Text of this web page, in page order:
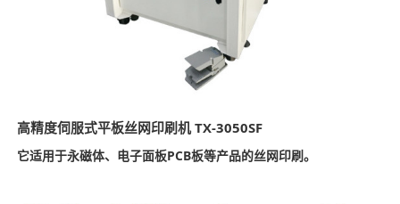
高精度伺服式平板丝网印刷机 TX-3050SF
它适用于永磁体、电子面板PCB板等产品的丝网印刷。